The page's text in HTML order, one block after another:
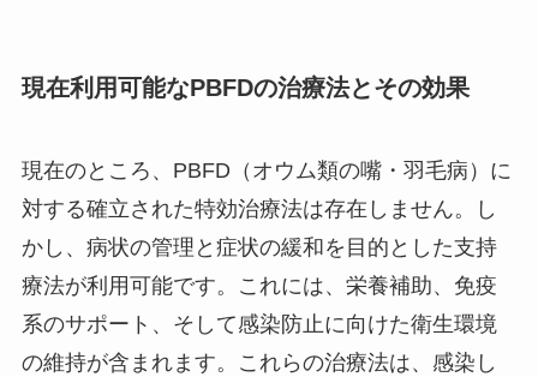
現在利用可能なPBFDの治療法とその効果
現在のところ、PBFD（オウム類の嘴・羽毛病）に
対する確立された特効治療法は存在しません。し
かし、病状の管理と症状の緩和を目的とした支持
療法が利用可能です。これには、栄養補助、免疫
系のサポート、そして感染防止に向けた衛生環境
の維持が含まれます。これらの治療法は、感染し